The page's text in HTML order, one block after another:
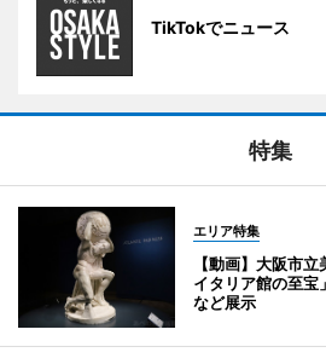
TikTokでニュース
特集
エリア特集
【動画】大阪市
イタリア館の至
など展示